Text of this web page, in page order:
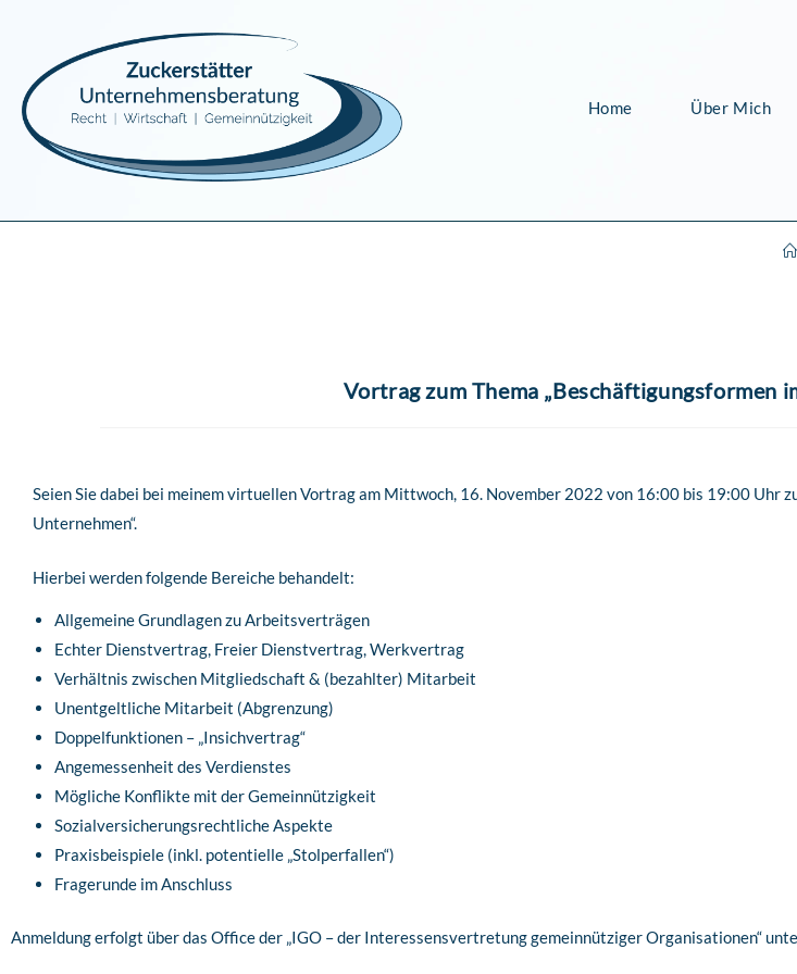
Home Über Mich
Vortrag zum Thema „Beschäftigungsformen
Seien Sie dabei bei meinem virtuellen Vortrag am Mittwoch, 16. November 2022 von 16:00 bis 19:00 Uhr
Unternehmen“.
Hierbei werden folgende Bereiche behandelt:
Allgemeine Grundlagen zu Arbeitsverträgen
Echter Dienstvertrag, Freier Dienstvertrag, Werkvertrag
Verhältnis zwischen Mitgliedschaft & (bezahlter) Mitarbeit
Unentgeltliche Mitarbeit (Abgrenzung)
Doppelfunktionen – „Insichvertrag“
Angemessenheit des Verdienstes
Mögliche Konflikte mit der Gemeinnützigkeit
Sozialversicherungsrechtliche Aspekte
Praxisbeispiele (inkl. potentielle „Stolperfallen“)
Fragerunde im Anschluss
Anmeldung erfolgt über das Office der „IGO – der Interessensvertretung gemeinnütziger Organisationen“